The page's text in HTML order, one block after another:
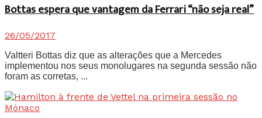
Bottas espera que vantagem da Ferrari “não seja real”
26/05/2017
Valtteri Bottas diz que as alterações que a Mercedes
implementou nos seus monolugares na segunda sessão não
foram as corretas, ...